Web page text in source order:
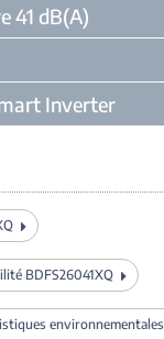
41 dB(A)
Inverter
BDFS26041XQ
environnementales